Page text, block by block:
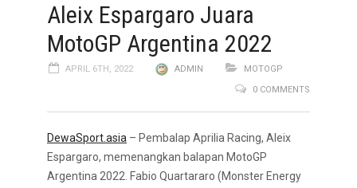
Aleix Espargaro Juara
MotoGP Argentina 2022
APRIL 6TH, 2022 ADMIN
MOTOGP
0 COMMENTS
DewaSport.asia – Pembalap Aprilia Racing, Aleix
Espargaro, memenangkan balapan MotoGP
Argentina 2022. Fabio Quartararo (Monster Energy